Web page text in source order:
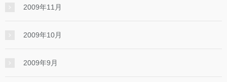
2009年11月
2009年10月
2009年9月